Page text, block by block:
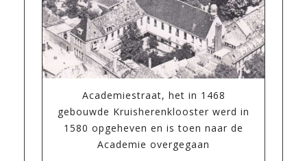
Academiestraat, het in 1468
gebouwde Kruisherenklooster werd in
1580 opgeheven en is toen naar de
Academie overgegaan